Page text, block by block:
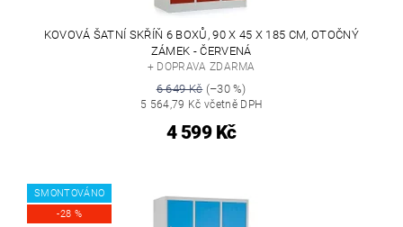
KOVOVÁ ŠATNÍ SKŘÍŇ 6 BOXŮ, 90 X 45 X 185 CM, OTOČNÝ
ZÁMEK - ČERVENÁ
+ DOPRAVA ZDARMA
6 649 Kč(–30 %)
5 564,79 Kč včetně DPH
4 599 Kč
SMONTOVÁNO
-28 %